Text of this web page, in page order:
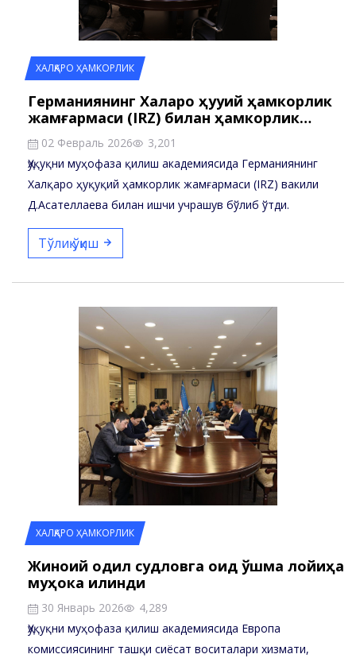
ХАЛҚАРО ҲАМКОРЛИК
Германиянинг Халқаро ҳуқуқий ҳамкорлик
жамғармаси (IRZ) билан ҳамкорлик…
02 Февраль 2026
3,201
Ҳуқуқни муҳофаза қилиш академиясида Германиянинг
Халқаро ҳуқуқий ҳамкорлик жамғармаси (IRZ) вакили
Д.Асателлаева билан ишчи учрашув бўлиб ўтди.
Тўлиқ ўқиш
ХАЛҚАРО ҲАМКОРЛИК
Жиноий одил судловга оид қўшма лойиҳа
муҳока қилинди
30 Январь 2026
4,289
Ҳуқуқни муҳофаза қилиш академиясида Европа
комиссиясининг ташқи сиёсат воситалари хизмати,